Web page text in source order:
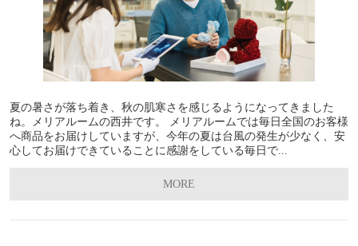
夏の暑さが落ち着き、秋の肌寒さを感じるようになってきました
ね。メリアルームの西井です。 メリアルームでは毎日全国のお客様
へ商品をお届けしていますが、今年の夏は台風の発生が少なく、安
心してお届けできていることに感謝をしている毎日で...
MORE